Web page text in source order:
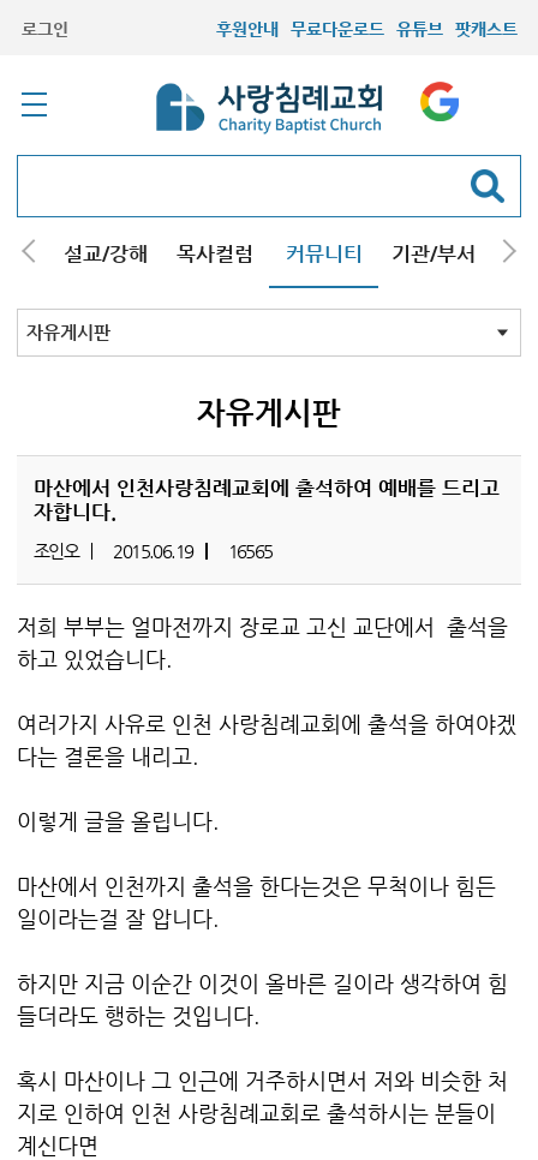
로그인 후원안내 무료다운로드 유튜브 팟캐스트
내 설교/강해 목사컬럼 커뮤니티 기관/부서 선
최근등록자료
자유게시판
자유게시판
마산에서 인천사랑침례교회에 출석하여 예배를 드리고
자합니다.
조인오 2015.06.19 16565
저희 부부는 얼마전까지 장로교 고신 교단에서 출석을
하고 있었습니다.
여러가지 사유로 인천 사랑침례교회에 출석을 하여야겠
다는 결론을 내리고.
이렇게 글을 올립니다.
마산에서 인천까지 출석을 한다는것은 무척이나 힘든
일이라는걸 잘 압니다.
하지만 지금 이순간 이것이 올바른 길이라 생각하여 힘
들더라도 행하는 것입니다.
혹시 마산이나 그 인근에 거주하시면서 저와 비슷한 처
지로 인하여 인천 사랑침례교회로 출석하시는 분들이
계신다면